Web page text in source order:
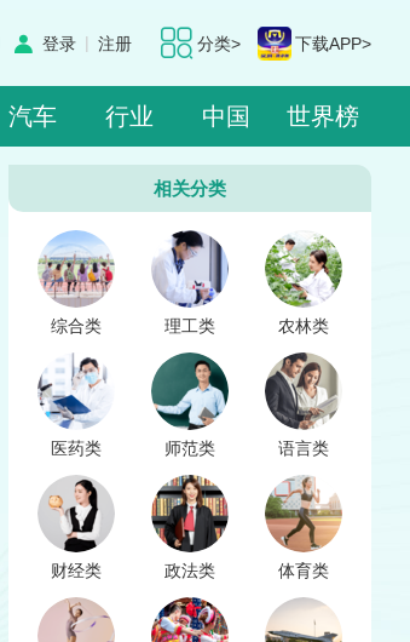
分类> 下载APP>
登录 | 注册
汽车 行业 中国 世界榜
相关分类
综合类 理工类 农林类
医药类 师范类 语言类
财经类 政法类 体育类